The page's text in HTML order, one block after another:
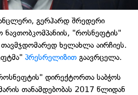
გერჰარდ შრედერი
"როსნეფტის"
ხელახლა აირჩიეს.
პრესრელიზით გაავრცელა.
დირექტორთა საბჭოს
თანამდებობას 2017 წლიდან